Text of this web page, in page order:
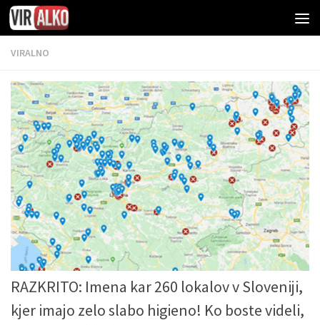
VIRALNO
RAZKRITO: Imena kar 260 lokalov v Sloveniji,
kjer imajo zelo slabo higieno! Ko boste videli,